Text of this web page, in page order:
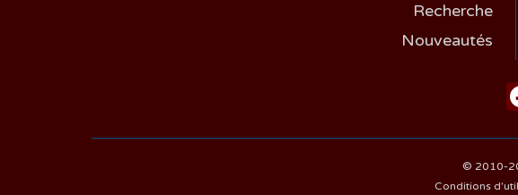
Recherche
Nouveautés
© 2010-
Conditions